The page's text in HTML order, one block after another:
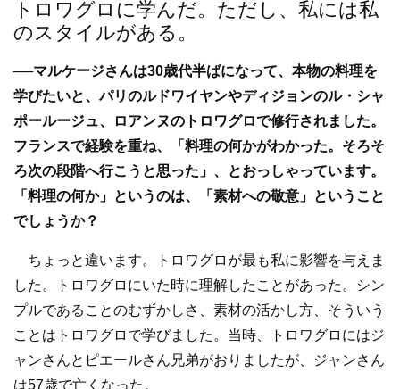
トロワグロに学んだ。ただし、私には私
のスタイルがある。
──マルケージさんは30歳代半ばになって、本物の料理を
学びたいと、パリのルドワイヤンやディジョンのル・シャ
ポールージュ、ロアンヌのトロワグロで修行されました。
フランスで経験を重ね、「料理の何かがわかった。そろそ
ろ次の段階へ行こうと思った」、とおっしゃっています。
「料理の何か」というのは、「素材への敬意」ということ
でしょうか？
ちょっと違います。トロワグロが最も私に影響を与えま
した。トロワグロにいた時に理解したことがあった。シン
プルであることのむずかしさ、素材の活かし方、そういう
ことはトロワグロで学びました。当時、トロワグロにはジ
ャンさんとピエールさん兄弟がおりましたが、ジャンさん
は57歳で亡くなった。